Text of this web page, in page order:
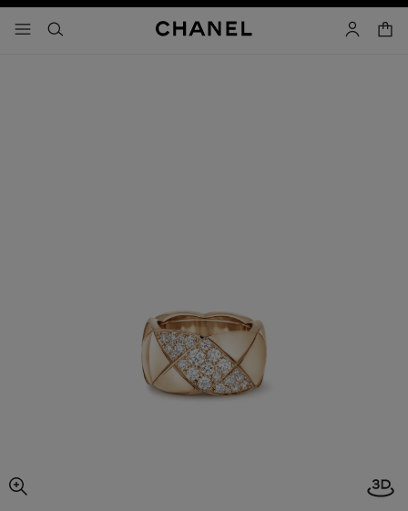
- navegación principal
buscar cuenta
imagen agrandada